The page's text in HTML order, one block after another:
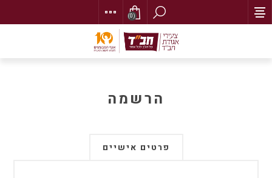
(0)
הרשמה
פרטים אישיים